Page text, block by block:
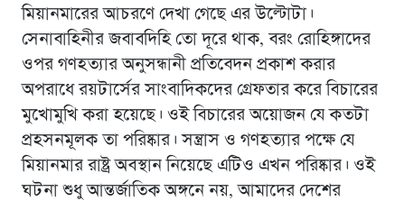
মিয়ানমারের আচরণে দেখা গেছে এর উল্টোটা।
সেনাবাহিনীর জবাবদিহি তো দূরে থাক, বরং রোহিঙ্গাদের
ওপর গণহত্যার অনুসন্ধানী প্রতিবেদন প্রকাশ করার
অপরাধে রয়টার্সের সাংবাদিকদের গ্রেফতার করে বিচারের
মুখোমুখি করা হয়েছে। ওই বিচারের অয়োজন যে কতটা
প্রহসনমূলক তা পরিষ্কার। সন্ত্রাস ও গণহত্যার পক্ষে যে
মিয়ানমার রাষ্ট্র অবস্থান নিয়েছে এটিও এখন পরিষ্কার। ওই
ঘটনা শুধু আন্তর্জাতিক অঙ্গনে নয়, আমাদের দেশের